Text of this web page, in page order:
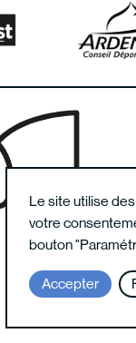
Le site utilise
votre
bouton
Accepter